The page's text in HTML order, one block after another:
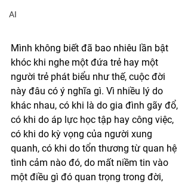
AI
Mình không biết đã bao nhiêu lần bật
khóc khi nghe một đứa trẻ hay một
người trẻ phát biểu như thế, cuộc đời
này đâu có ý nghĩa gì. Vì nhiều lý do
khác nhau, có khi là do gia đình gãy đổ,
có khi do áp lực học tập hay công việc,
có khi do kỳ vọng của người xung
quanh, có khi do tổn thương từ quan hệ
tình cảm nào đó, do mất niềm tin vào
một điều gì đó quan trọng trong đời,